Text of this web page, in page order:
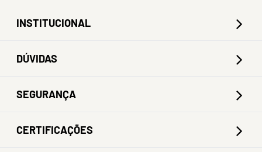
INSTITUCIONAL
DÚVIDAS
SEGURANÇA
CERTIFICAÇÕES